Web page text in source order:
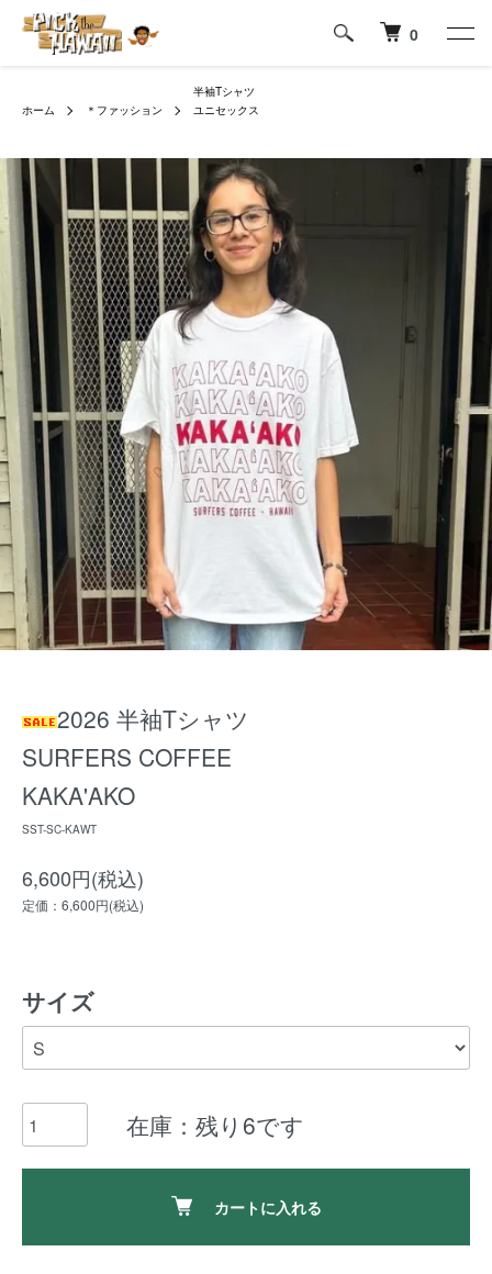
0
ホーム ＊ファッション
半袖Tシャツ
ユニセックス
2026 半袖Tシャツ
SURFERS COFFEE
KAKA'AKO
SST-SC-KAWT
6,600円(税込)
定価：6,600円(税込)
サイズ
在庫：残り6です
カートに入れる